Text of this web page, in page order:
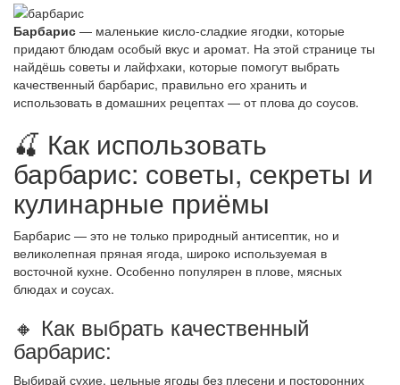
Барбарис — маленькие кисло-сладкие ягодки, которые
придают блюдам особый вкус и аромат. На этой странице ты
найдёшь советы и лайфхаки, которые помогут выбрать
качественный барбарис, правильно его хранить и
использовать в домашних рецептах — от плова до соусов.
🍒 Как использовать
барбарис: советы, секреты и
кулинарные приёмы
Барбарис — это не только природный антисептик, но и
великолепная пряная ягода, широко используемая в
восточной кухне. Особенно популярен в плове, мясных
блюдах и соусах.
🔸 Как выбрать качественный
барбарис:
Выбирай сухие, цельные ягоды без плесени и посторонних